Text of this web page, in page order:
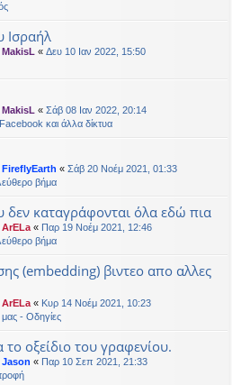
Ισραήλ
MakisL « Δευ 10 Ιαν 2022, 15:50
MakisL « Σάβ 08 Ιαν 2022, 20:14
και άλλα δίκτυα
FireflyEarth « Σάβ 20 Νοέμ 2021, 01:33
βήμα
δεν καταγράφονται όλα εδώ πια
ArELa « Παρ 19 Νοέμ 2021, 12:46
βήμα
(embedding) βιντεο απο αλλες
ArELa « Κυρ 14 Νοέμ 2021, 10:23
μας - Οδηγίες
το οξείδιο του γραφενίου.
Jason « Παρ 10 Σεπ 2021, 21:33